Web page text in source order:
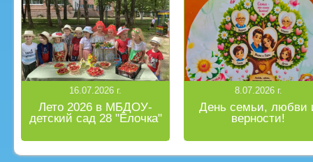
16.07.2026 г.
Лето 2026 в МБДОУ-
детский сад 28 "Ёлочка"
8.07.2026 г.
День семьи, любви
верности!